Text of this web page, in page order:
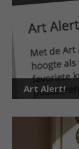
Art Alert!